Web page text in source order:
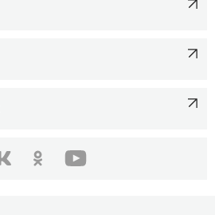
одноклассники youtube